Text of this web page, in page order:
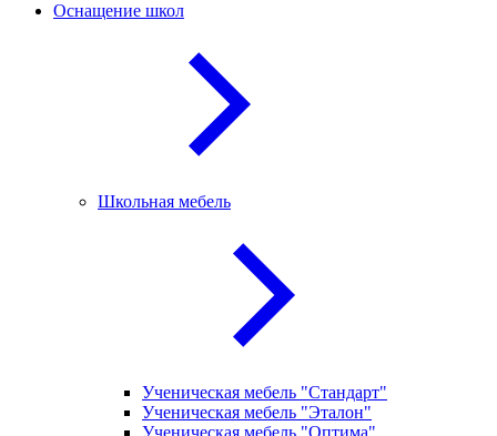
Оснащение школ
Школьная мебель
Ученическая мебель "Стандарт"
Ученическая мебель "Эталон"
Ученическая мебель "Оптима"